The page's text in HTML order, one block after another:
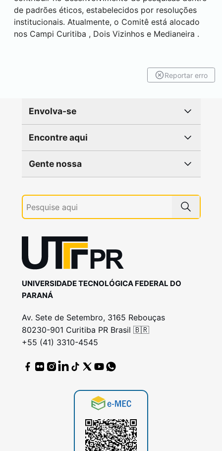
de padrões éticos, estabelecidos por resoluções
institucionais. Atualmente, o Comitê está alocado
nos Campi Curitiba , Dois Vizinhos e Medianeira .
Reportar erro
Envolva-se
Encontre aqui
Gente nossa
UNIVERSIDADE TECNOLÓGICA FEDERAL DO
PARANÁ
Av. Sete de Setembro, 3165 Rebouças
80230-901 Curitiba PR Brasil 🇧🇷
+55 (41) 3310-4545